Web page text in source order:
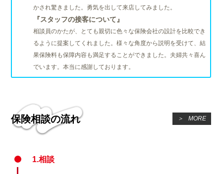
かされ驚きました。勇気を出して来店してみました。
『スタッフの接客について』
相談員のかたが、とても親切に色々な保険会社の設計を比較でき
るように提案してくれました。様々な角度から説明を受けて、結
果保険料も保障内容も満足することができました。夫婦共々喜ん
でいます。本当に感謝しております。
保険相談の流れ ＞ MORE
1.相談